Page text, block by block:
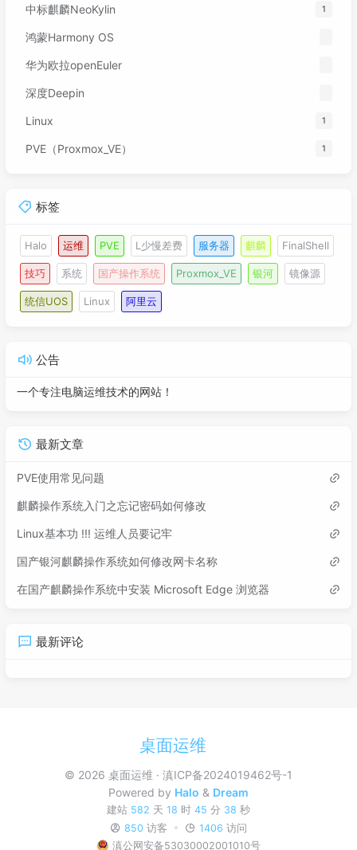
中标麒麟NeoKylin 1
鸿蒙Harmony OS
华为欧拉openEuler
深度Deepin
Linux 1
PVE（Proxmox_VE） 1
标签
Halo 运维 PVE L少慢差费 服务器 麒麟 FinalShell
技巧 系统 国产操作系统 Proxmox_VE 银河 镜像源
统信UOS Linux 阿里云
公告
一个专注电脑运维技术的网站！
最新文章
PVE使用常见问题
麒麟操作系统入门之忘记密码如何修改
Linux基本功 !!! 运维人员要记牢
国产银河麒麟操作系统如何修改网卡名称
在国产麒麟操作系统中安装 Microsoft Edge 浏览器
最新评论
桌面运维
© 2026 桌面运维
滇ICP备2024019462号-1
Powered by Halo & Dream
建站 582 天 18 时 45 分 39 秒
850 访客 1406 访问
滇公网安备53030002001010号